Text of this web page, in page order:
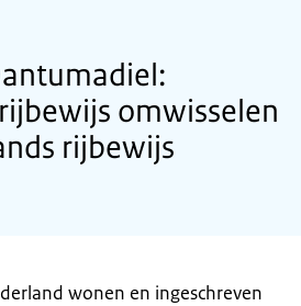
omwisselen
rijbewijs
wonen en ingeschreven